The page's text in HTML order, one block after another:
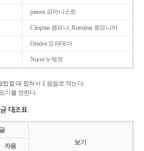
pianist 피아니스트
Cîmpina 큼피나, România 로므니아
Oradea 오라데아
Nucet 누체트
할 때 합쳐서 1 음절로 적는다.
기를 정한다.
대조표
보기
자음